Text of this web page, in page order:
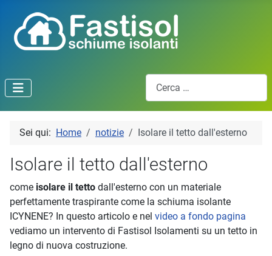
Sei qui: Home notizie Isolare il tetto dall'esterno
Isolare il tetto dall'esterno
come isolare il tetto dall'esterno con un materiale
perfettamente traspirante come la schiuma isolante
ICYNENE? In questo articolo e nel video a fondo pagina
vediamo un intervento di Fastisol Isolamenti su un tetto in
legno di nuova costruzione.